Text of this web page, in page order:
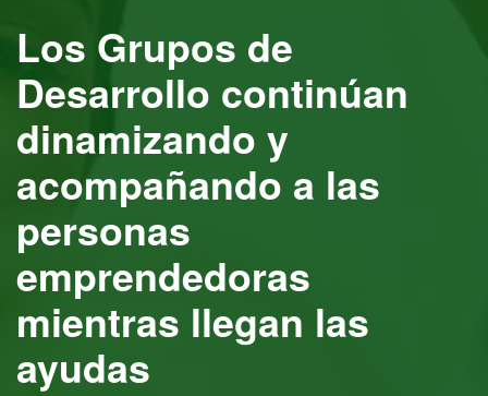
Los Grupos de
Desarrollo continúan
dinamizando y
acompañando a las
personas
emprendedoras
mientras llegan las
ayudas